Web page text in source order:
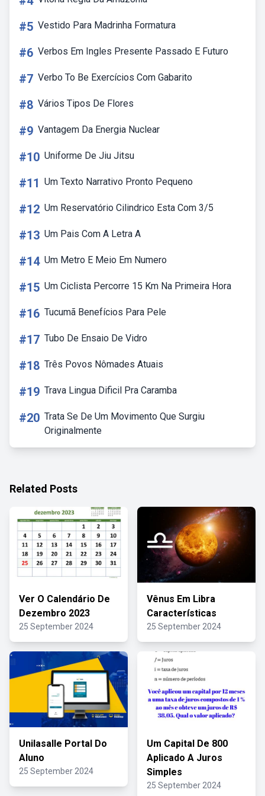
#5 Vestido Para Madrinha Formatura
#6 Verbos Em Ingles Presente Passado E Futuro
#7 Verbo To Be Exercícios Com Gabarito
#8 Vários Tipos De Flores
#9 Vantagem Da Energia Nuclear
#10 Uniforme De Jiu Jitsu
#11 Um Texto Narrativo Pronto Pequeno
#12 Um Reservatório Cilindrico Esta Com 3/5
#13 Um Pais Com A Letra A
#14 Um Metro E Meio Em Numero
#15 Um Ciclista Percorre 15 Km Na Primeira Hora
#16 Tucumã Benefícios Para Pele
#17 Tubo De Ensaio De Vidro
#18 Três Povos Nômades Atuais
#19 Trava Lingua Dificil Pra Caramba
#20 Trata Se De Um Movimento Que Surgiu
Originalmente
Related Posts
Ver O Calendário De
Dezembro 2023
25 September 2024
Vênus Em Libra
Características
25 September 2024
Unilasalle Portal Do
Aluno
25 September 2024
Um Capital De 800
Aplicado A Juros
Simples
25 September 2024